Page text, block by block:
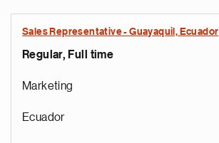
Sales Representative - Guayaquil, Ecuador
Regular, Full time
Marketing
Ecuador